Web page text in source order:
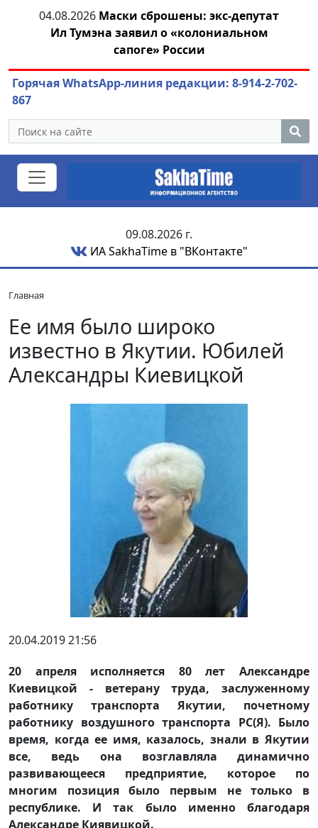
04.08.2026 Маски сброшены: экс-депутат
Ил Тумэна заявил о «колониальном
сапоге» России
Горячая WhatsApp-линия редакции: 8-914-2-702-
867
09.08.2026 г.
ИА SakhaTime в "ВКонтакте"
Главная
Ее имя было широко
известно в Якутии. Юбилей
Александры Киевицкой
20.04.2019 21:56
20 апреля исполняется 80 лет Александре
Киевицкой - ветерану труда, заслуженному
работнику транспорта Якутии, почетному
работнику воздушного транспорта РС(Я). Было
время, когда ее имя, казалось, знали в Якутии
все, ведь она возглавляла динамично
развивающееся предприятие, которое по
многим позиция было первым не только в
республике. И так было именно благодаря
Александре Киявицкой.